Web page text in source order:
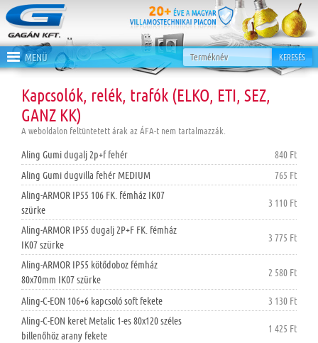
MENÜ KERESÉS
Kapcsolók, relék, trafók (ELKO, ETI, SEZ,
GANZ KK)
A weboldalon feltüntetett árak az ÁFA-t nem tartalmazzák.
Aling Gumi dugalj 2p+f fehér
840 Ft
Aling Gumi dugvilla fehér MEDIUM
765 Ft
Aling-ARMOR IP55 106 FK. fémház IK07
szürke
3 110 Ft
Aling-ARMOR IP55 dugalj 2P+F FK. fémház
IK07 szürke
3 775 Ft
Aling-ARMOR IP55 kötődoboz fémház
80x70mm IK07 szürke
2 580 Ft
Aling-C-EON 106+6 kapcsoló soft fekete
3 130 Ft
Aling-C-EON keret Metalic 1-es 80x120 széles
billenőhöz arany fekete
1 425 Ft